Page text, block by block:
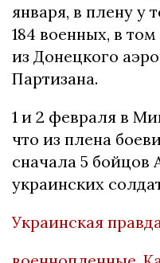
января, в плену у
184 военных, в
из Донецкого
Партизана.
1 и 2 февраля в
что из плена
сначала 5 бойцов
украинских
Украинская правда